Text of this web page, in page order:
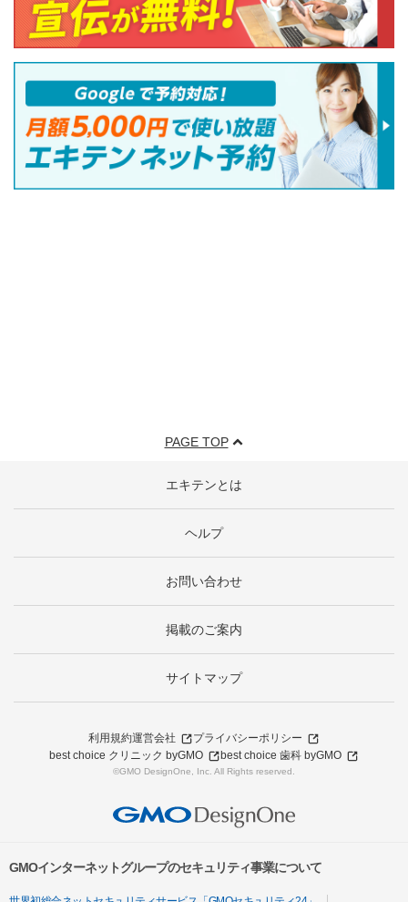
PAGE TOP
エキテンとは
ヘルプ
お問い合わせ
掲載のご案内
サイトマップ
利用規約運営会社
プライバシーポリシー
best choice クリニック byGMO
best choice 歯科 byGMO
©GMO DesignOne, Inc. All Rights reserved.
GMOインターネットグループのセキュリティ事業について